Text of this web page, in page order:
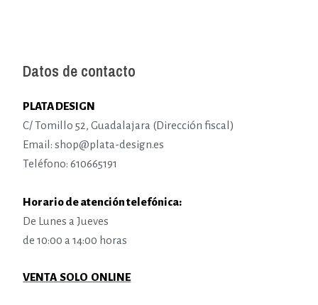
Datos de contacto
PLATA DESIGN
C/ Tomillo 52, Guadalajara (Dirección fiscal)
Email: shop@plata-design.es
Teléfono: 610665191
Horario de atención telefónica:
De Lunes a Jueves
de 10:00 a 14:00 horas
VENTA SOLO ONLINE